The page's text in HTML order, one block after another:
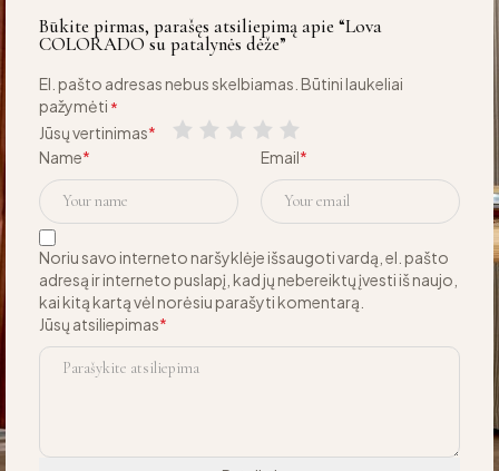
Būkite pirmas, parašęs atsiliepimą apie “Lova
COLORADO su patalynės dėže”
El. pašto adresas nebus skelbiamas. Būtini laukeliai
pažymėti *
Jūsų vertinimas*
Jūsų atsiliepimas*
Name* Email*
Noriu savo interneto naršyklėje išsaugoti vardą, el. pašto
adresą ir interneto puslapį, kad jų nebereiktų įvesti iš naujo,
kai kitą kartą vėl norėsiu parašyti komentarą.